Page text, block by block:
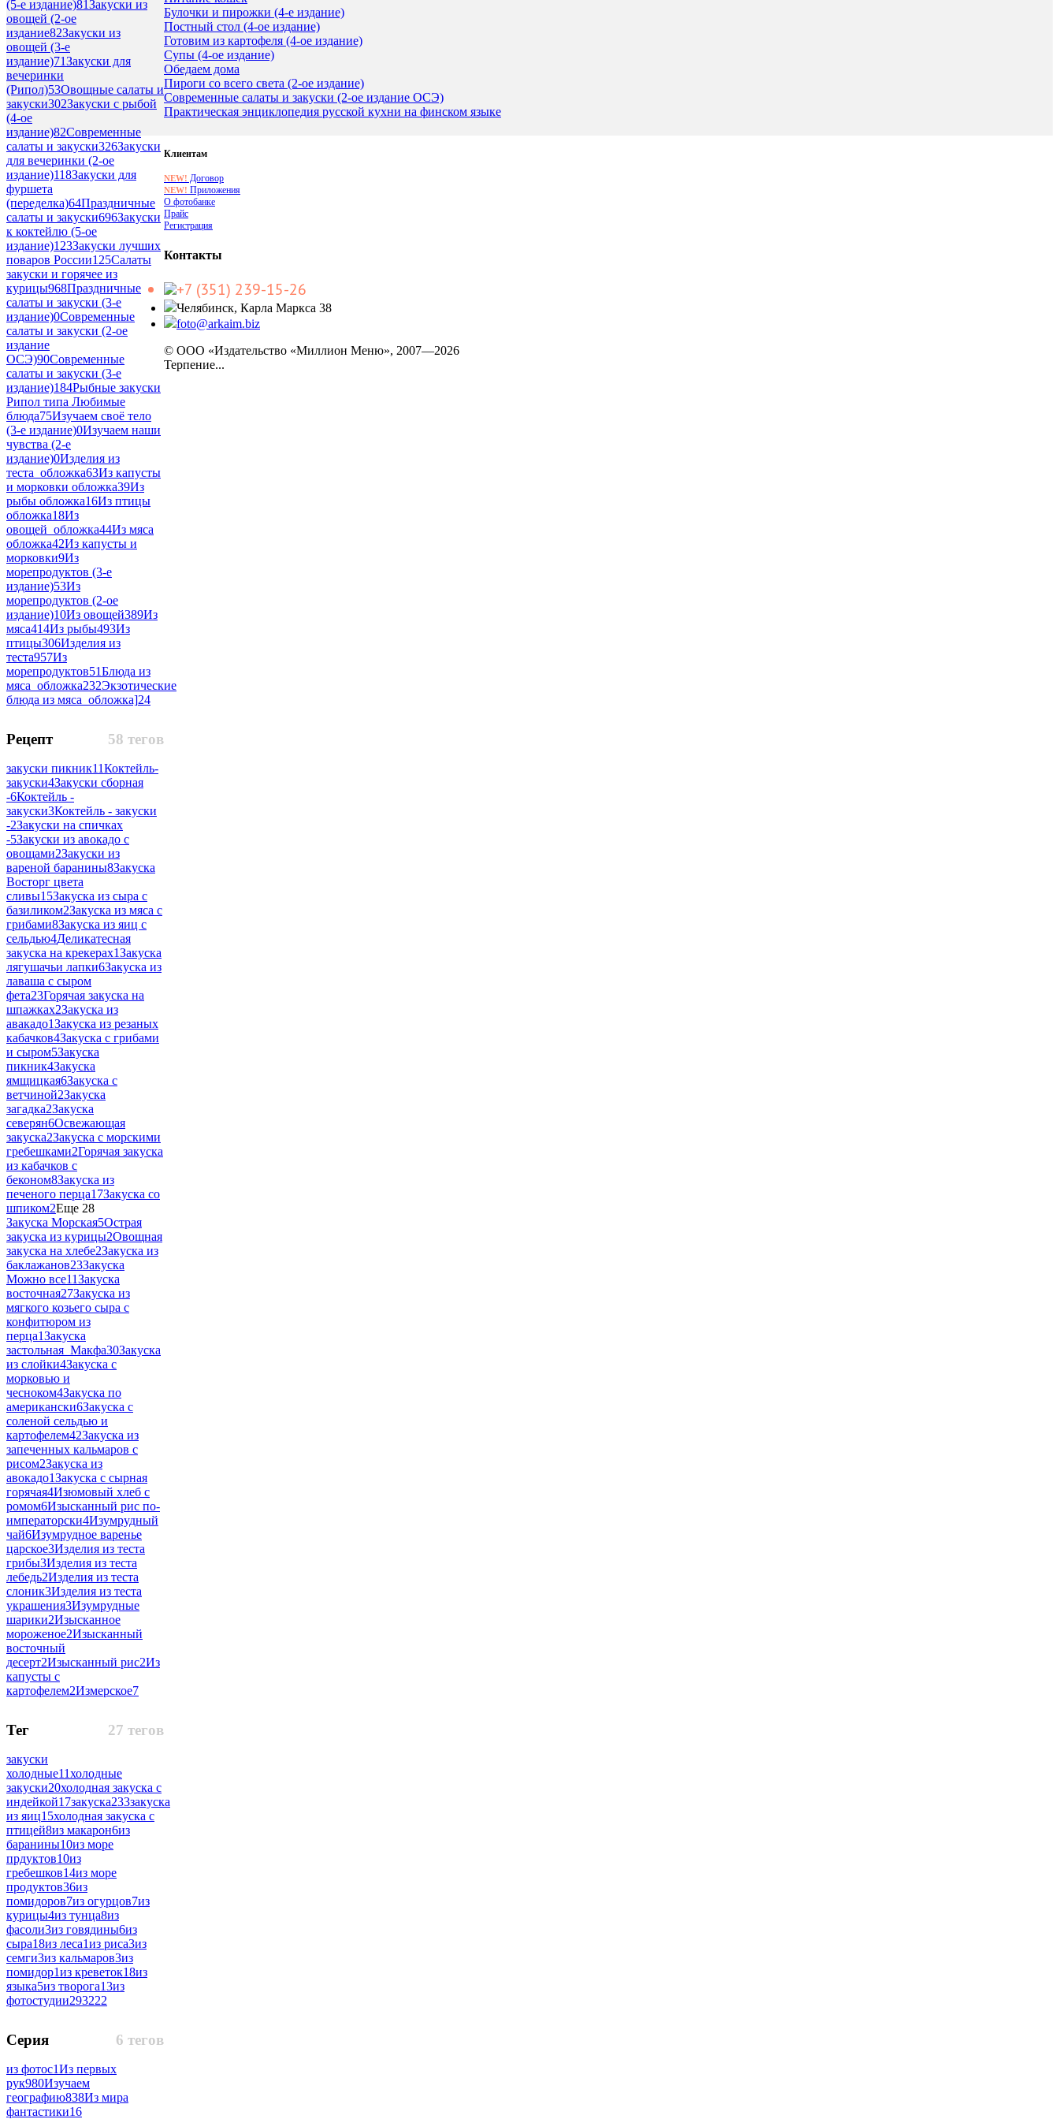
(5-е издание)81Закуски из
овощей (2-ое
издание82Закуски из
овощей (3-е
издание)71Закуски для
вечеринки
(Рипол)53Овощные салаты и
закуски302Закуски с рыбой
(4-ое
издание)82Современные
салаты и закуски326Закуски
для вечеринки (2-ое
издание)118Закуски для
фуршета
(переделка)64Праздничные
салаты и закуски696Закуски
к коктейлю (5-ое
издание)123Закуски лучших
поваров России125Салаты
закуски и горячее из
курицы968Праздничные
салаты и закуски (3-е
издание)0Современные
салаты и закуски (2-ое
издание
ОСЭ)90Современные
салаты и закуски (3-е
издание)184Рыбные закуски
Рипол типа Любимые
блюда75Изучаем своё тело
(3-е издание)0Изучаем наши
чувства (2-е
издание)0Изделия из
теста_обложка63Из капусты
и морковки обложка39Из
рыбы обложка16Из птицы
обложка18Из
овощей_обложка44Из мяса
обложка42Из капусты и
морковки9Из
морепродуктов (3-е
издание)53Из
морепродуктов (2-ое
издание)10Из овощей389Из
мяса414Из рыбы493Из
птицы306Изделия из
теста957Из
морепродуктов51Блюда из
мяса_обложка232Экзотические
блюда из мяса_обложка]24
58 тегов
Рецепт
закуски пикник11Коктейль-
закуски4Закуски сборная
-6Коктейль -
закуски3Коктейль - закуски
-2Закуски на спичках
-5Закуски из авокадо с
овощами2Закуски из
вареной баранины8Закуска
Восторг цвета
сливы15Закуска из сыра с
базиликом2Закуска из мяса с
грибами8Закуска из яиц с
сельдью4Деликатесная
закуска на крекерах1Закуска
лягушачьи лапки6Закуска из
лаваша с сыром
фета23Горячая закуска на
шпажках2Закуска из
авакадо1Закуска из резаных
кабачков4Закуска с грибами
и сыром5Закуска
пикник4Закуска
ямщицкая6Закуска с
ветчиной2Закуска
загадка2Закуска
северян6Освежающая
закуска2Закуска с морскими
гребешками2Горячая закуска
из кабачков с
беконом8Закуска из
печеного перца17Закуска со
шпиком2Еще 28
Закуска Морская5Острая
закуска из курицы2Овощная
закуска на хлебе2Закуска из
баклажанов23Закуска
Можно все11Закуска
восточная27Закуска из
мягкого козьего сыра с
конфитюром из
перца1Закуска
застольная_Макфа30Закуска
из слойки4Закуска с
морковью и
чесноком4Закуска по
американски6Закуска с
соленой сельдью и
картофелем42Закуска из
запеченных кальмаров с
рисом2Закуска из
авокадо1Закуска с сырная
горячая4Изюмовый хлеб с
ромом6Изысканный рис по-
императорски4Изумрудный
чай6Изумрудное варенье
царское3Изделия из теста
грибы3Изделия из теста
лебедь2Изделия из теста
слоник3Изделия из теста
украшения3Изумрудные
шарики2Изысканное
мороженое2Изысканный
восточный
десерт2Изысканный рис2Из
капусты с
картофелем2Измерское7
27 тегов
Тег
закуски
холодные11холодные
закуски20холодная закуска с
индейкой17закуска233закуска
из яиц15холодная закуска с
птицей8из макарон6из
баранины10из море
прдуктов10из
гребешков14из море
продуктов36из
помидоров7из огурцов7из
курицы4из тунца8из
фасоли3из говядины6из
сыра18из леса1из риса3из
семги3из кальмаров3из
помидор1из креветок18из
языка5из творога13из
фотостудии293222
6 тегов
Серия
из фотос1Из первых
рук980Изучаем
географию838Из мира
фантастики16
Булочки и пирожки (4-е издание)
Постный стол (4-ое издание)
Готовим из картофеля (4-ое издание)
Супы (4-ое издание)
Обедаем дома
Пироги со всего света (2-ое издание)
Современные салаты и закуски (2-ое издание ОСЭ)
Практическая энциклопедия русской кухни на финском языке
Клиентам
NEW! Договор
NEW! Приложения
О фотобанке
Прайс
Регистрация
Контакты
+7 (351) 239-15-26
Челябинск, Карла Маркса 38
foto@arkaim.biz
© ООО «Издательство «Миллион Меню», 2007—2026
Терпение...